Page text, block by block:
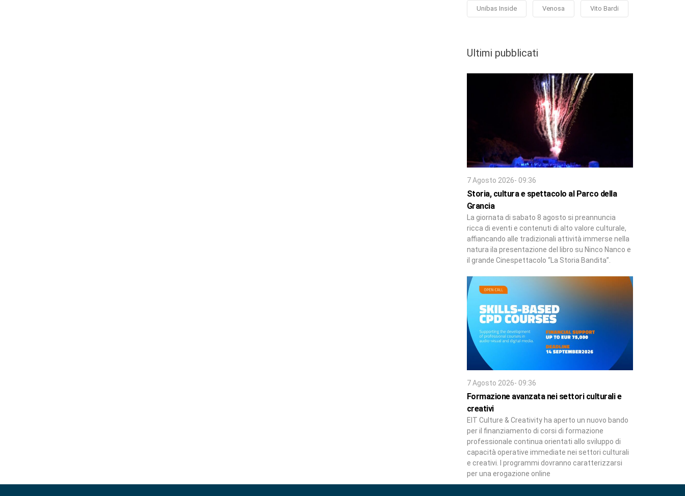
Unibas Inside Venosa Vito Bardi
Ultimi pubblicati
7 Agosto 2026- 09:36
Storia, cultura e spettacolo al Parco della
Grancia
La giornata di sabato 8 agosto si preannuncia
ricca di eventi e contenuti di alto valore culturale,
affiancando alle tradizionali attività immerse nella
natura ila presentazione del libro su Ninco Nanco e
il grande Cinespettacolo “La Storia Bandita”.
7 Agosto 2026- 09:36
Formazione avanzata nei settori culturali e
creativi
EIT Culture & Creativity ha aperto un nuovo bando
per il finanziamento di corsi di formazione
professionale continua orientati allo sviluppo di
capacità operative immediate nei settori culturali
e creativi. I programmi dovranno caratterizzarsi
per una erogazione online